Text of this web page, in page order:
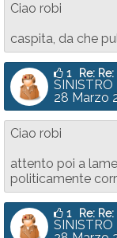
Ciao robi
caspita, da che
1 Re:
SINISTRO
28 Marzo
Ciao robi
attento poi a
politicamente
1 Re:
SINISTRO